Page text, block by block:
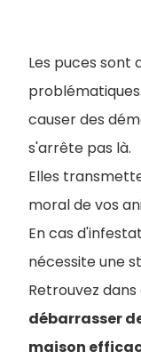
Les puces sont
causer des
s'arrête pas là.
Elles
moral de vos
En cas
nécessite une
Retrouvez
débarrasser
maison